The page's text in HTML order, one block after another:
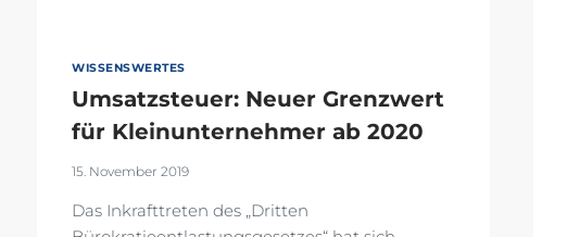
WISSENSWERTES
Umsatzsteuer: Neuer Grenzwert
für Kleinunternehmer ab 2020
15. November 2019
Das Inkrafttreten des „Dritten